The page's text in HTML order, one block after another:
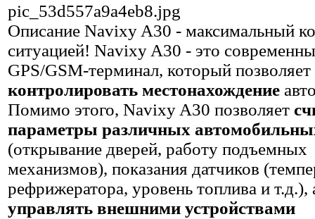
pic_53d557a9a4eb8.jpg
Описание Navixy A30 - максимальный
ситуацией! Navixy A30 - это
GPS/GSM-терминал, который позволяет
контролировать местонахождение
Помимо этого, Navixy A30 позволяет
параметры различных
(открывание дверей, работу подъемных
механизмов), показания датчиков
рефрижератора, уровень топлива и т.д.),
управлять внешними устройствами